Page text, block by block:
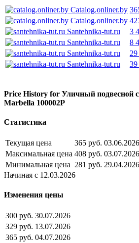
Catalog.onliner.by
Catalog.onliner.by
Santehnika-tut.ru
3
Santehnika-tut.ru
8
Santehnika-tut.ru
Santehnika-tut.ru
39
Price History for Уличный подвесной
Marbella 100002P
Статистика
Текущая цена 365 руб. 03.06.2026
Максимальная цена 408 руб. 03.07.2026
Минимальная цена 281 руб. 29.04.2026
Начиная с 12.03.2026
Изменения цены
300 руб. 30.07.2026
329 руб. 13.07.2026
365 руб. 04.07.2026